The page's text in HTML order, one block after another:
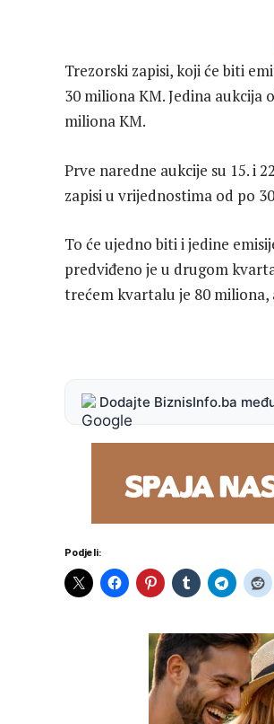
Trezorski zapisi, koji će biti
30 miliona KM. Jedina aukcija
miliona KM.
Prve naredne aukcije su 15. i
zapisi u vrijednostima od po
To će ujedno biti i jedine
predviđeno je u drugom
trećem kvartalu je 80
Dodajte BiznisInfo.ba
Podjeli: